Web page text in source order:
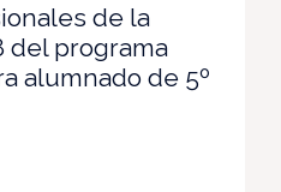
de la
del programa
alumnado de 5º